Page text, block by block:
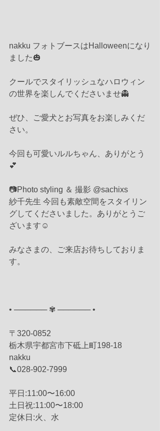
nakku フォトブースはHalloweenになり
ました🎃
クールでスタイリッシュなハロウィン
の世界を楽しんでくださいませ👻
ぜひ、ご愛犬とお写真をお楽しみくだ
さい。
今回も可愛いルルちゃん、ありがとう
💕
📷Photo styling ＆ 撮影 @sachixs
紗千先生 今回も素敵空間をスタイリン
グしてくださいました。ありがとうご
ざいます☺️
みなさまの、ご来店お待ちしておりま
す。
• ────── ✾ ────── •
〒320-0852
栃木県宇都宮市下砥上町198-18
nakku
📞028-902-7999
平日:11:00〜16:00
土日祝:11:00〜18:00
定休日:火、水